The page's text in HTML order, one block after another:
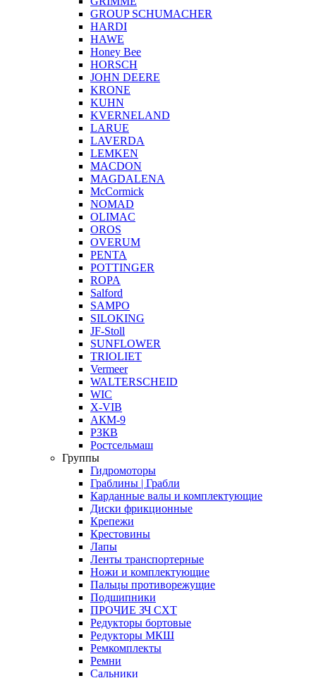
GROUP SCHUMACHER
HARDI
HAWE
Honey Bee
HORSCH
JOHN DEERE
KRONE
KUHN
KVERNELAND
LARUE
LAVERDA
LEMKEN
MACDON
MAGDALENA
McCormick
NOMAD
OLIMAC
OROS
OVERUM
PENTA
POTTINGER
ROPA
Salford
SAMPO
SILOKING
JF-Stoll
SUNFLOWER
TRIOLIET
Vermeer
WALTERSCHEID
WIC
X-VIB
АКМ-9
РЗКВ
Ростсельмаш
Группы
Гидромоторы
Граблины | Грабли
Карданные валы и комплектующие
Диски фрикционные
Крепежи
Крестовины
Лапы
Ленты транспортерные
Ножи и комплектующие
Пальцы противорежущие
Подшипники
ПРОЧИЕ ЗЧ СХТ
Редукторы бортовые
Редукторы МКШ
Ремкомплекты
Ремни
Сальники